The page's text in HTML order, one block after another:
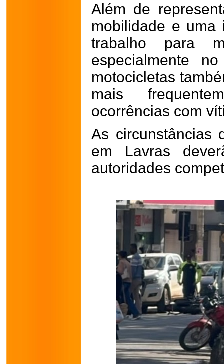
Além de
mobilidade e uma
trabalho para
especialmente
motocicletas
mais
ocorrências com
As circunstâncias
em Lavras
autoridades